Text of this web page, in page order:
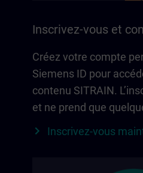
Inscrivez-vous et
Créez votre compte
Siemens ID pour
contenu SITRAIN.
et ne prend que
Inscrivez-vous